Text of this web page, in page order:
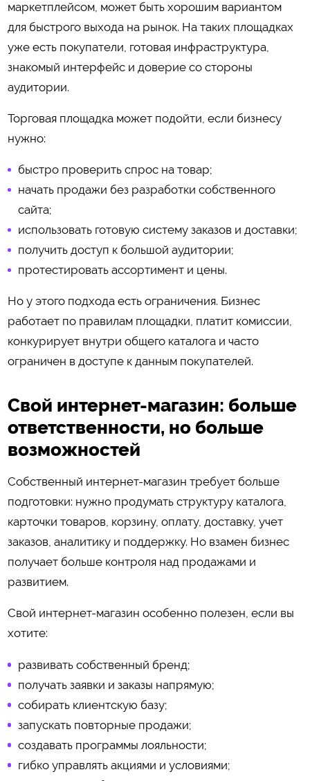
маркетплейсом, может быть хорошим вариантом
для быстрого выхода на рынок. На таких площадках
уже есть покупатели, готовая инфраструктура,
знакомый интерфейс и доверие со стороны
аудитории.
Торговая площадка может подойти, если бизнесу
нужно:
быстро проверить спрос на товар;
начать продажи без разработки собственного
сайта;
использовать готовую систему заказов и доставки;
получить доступ к большой аудитории;
протестировать ассортимент и цены.
Но у этого подхода есть ограничения. Бизнес
работает по правилам площадки, платит комиссии,
конкурирует внутри общего каталога и часто
ограничен в доступе к данным покупателей.
Свой интернет-магазин: больше
ответственности, но больше
возможностей
Собственный интернет-магазин требует больше
подготовки: нужно продумать структуру каталога,
карточки товаров, корзину, оплату, доставку, учет
заказов, аналитику и поддержку. Но взамен бизнес
получает больше контроля над продажами и
развитием.
Свой интернет-магазин особенно полезен, если вы
хотите:
развивать собственный бренд;
получать заявки и заказы напрямую;
собирать клиентскую базу;
запускать повторные продажи;
создавать программы лояльности;
гибко управлять акциями и условиями;